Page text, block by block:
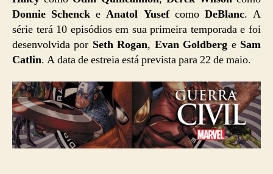
Donnie Schenck eAnatol Yusefcomo DeBlanc. A
série terá 10 episódios em sua primeira temporada e foi
desenvolvida por Seth Rogan, Evan Goldberg e Sam
Catlin. A data de estreia está prevista para 22 de maio.